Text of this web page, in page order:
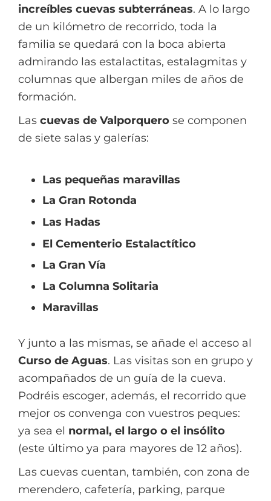
increíbles cuevas subterráneas. A lo largo
de un kilómetro de recorrido, toda la
familia se quedará con la boca abierta
admirando las estalactitas, estalagmitas y
columnas que albergan miles de años de
formación.
Las cuevas de Valporquero se componen
de siete salas y galerías:
Las pequeñas maravillas
La Gran Rotonda
Las Hadas
El Cementerio Estalactítico
La Gran Vía
La Columna Solitaria
Maravillas
Y junto a las mismas, se añade el acceso al
Curso de Aguas. Las visitas son en grupo y
acompañados de un guía de la cueva.
Podréis escoger, además, el recorrido que
mejor os convenga con vuestros peques:
ya sea el normal, el largo o el insólito
(este último ya para mayores de 12 años).
Las cuevas cuentan, también, con zona de
merendero, cafetería, parking, parque